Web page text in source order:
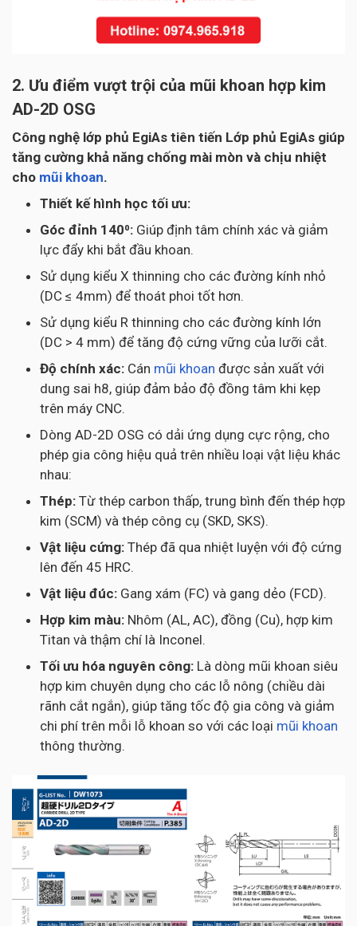
2. Ưu điểm vượt trội của mũi khoan hợp kim
AD-2D OSG
Công nghệ lớp phủ EgiAs tiên tiến Lớp phủ EgiAs giúp
tăng cường khả năng chống mài mòn và chịu nhiệt
cho mũi khoan.
Thiết kế hình học tối ưu:
Góc đỉnh 140⁰: Giúp định tâm chính xác và giảm
lực đẩy khi bắt đầu khoan.
Sử dụng kiểu X thinning cho các đường kính nhỏ
(DC ≤ 4mm) để thoát phoi tốt hơn.
Sử dụng kiểu R thinning cho các đường kính lớn
(DC > 4 mm) để tăng độ cứng vững của lưỡi cắt.
Độ chính xác: Cán mũi khoan được sản xuất với
dung sai h8, giúp đảm bảo độ đồng tâm khi kẹp
trên máy CNC.
Dòng AD-2D OSG có dải ứng dụng cực rộng, cho
phép gia công hiệu quả trên nhiều loại vật liệu khác
nhau:
Thép: Từ thép carbon thấp, trung bình đến thép hợp
kim (SCM) và thép công cụ (SKD, SKS).
Vật liệu cứng: Thép đã qua nhiệt luyện với độ cứng
lên đến 45 HRC.
Vật liệu đúc: Gang xám (FC) và gang dẻo (FCD).
Hợp kim màu: Nhôm (AL, AC), đồng (Cu), hợp kim
Titan và thậm chí là Inconel.
Tối ưu hóa nguyên công: Là dòng mũi khoan siêu
hợp kim chuyên dụng cho các lỗ nông (chiều dài
rãnh cắt ngắn), giúp tăng tốc độ gia công và giảm
chi phí trên mỗi lỗ khoan so với các loại mũi khoan
thông thường.